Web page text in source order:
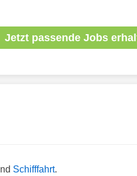
Jetzt passende Jobs
Schifffahrt.